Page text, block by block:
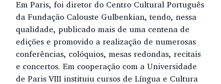
Em Paris, foi diretor do Centro Cultural Português
da Fundação Calouste Gulbenkian, tendo, nessa
qualidade, publicado mais de uma centena de
edições e promovido a realização de numerosas
conferências, colóquios, mesas redondas, recitais
e concertos. Em cooperação com a Universidade
de Paris VIII instituiu cursos de Língua e Cultura